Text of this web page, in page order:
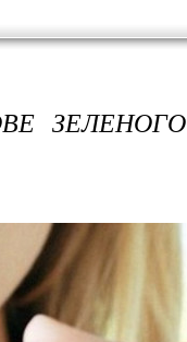
ЗЕЛЕНОГО